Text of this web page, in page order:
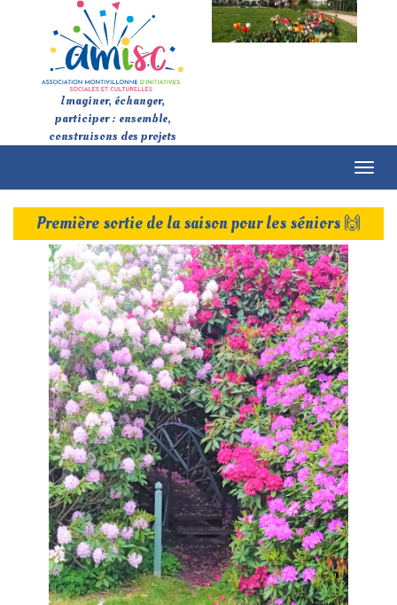
Imaginer, échanger,
participer : ensemble,
construisons des projets
Première sortie de la saison pour les séniors 🙌